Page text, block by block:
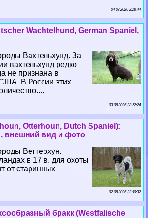
04 08 2026 2:28:44
Wachtelhund, German Spaniel,
Вахтельхунд. За
вахтельхунд редко
не признана в
В России этих
03 08 2026 23:22:24
Otterhoun, Dutch Spaniel):
внешний вид и фото
Веттерхун.
в 17 в. для охоты
от старинных
02 08 2026 22:50:32
бpaкк (Westfalische